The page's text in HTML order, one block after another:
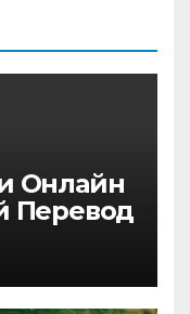
Онлайн
Перевод